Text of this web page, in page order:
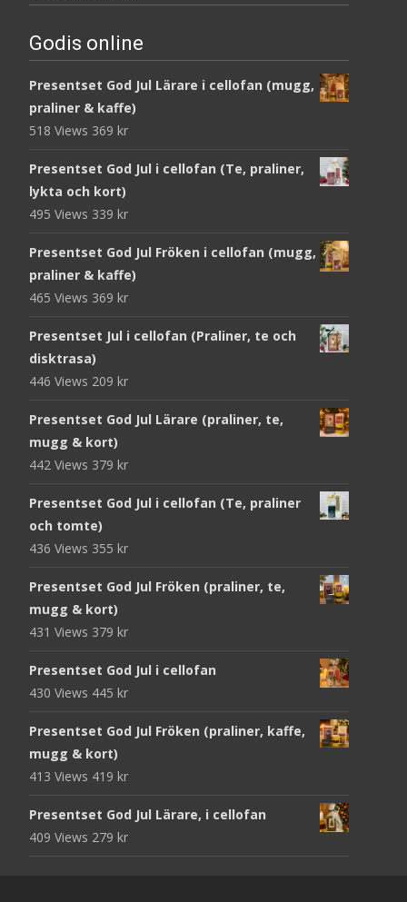
Godis online
Presentset God Jul Lärare i cellofan (mugg,
praliner & kaffe)
518 Views 369 kr
Presentset God Jul i cellofan (Te, praliner,
lykta och kort)
495 Views 339 kr
Presentset God Jul Fröken i cellofan (mugg,
praliner & kaffe)
465 Views 369 kr
Presentset Jul i cellofan (Praliner, te och
disktrasa)
446 Views 209 kr
Presentset God Jul Lärare (praliner, te,
mugg & kort)
442 Views 379 kr
Presentset God Jul i cellofan (Te, praliner
och tomte)
436 Views 355 kr
Presentset God Jul Fröken (praliner, te,
mugg & kort)
431 Views 379 kr
Presentset God Jul i cellofan
430 Views 445 kr
Presentset God Jul Fröken (praliner, kaffe,
mugg & kort)
413 Views 419 kr
Presentset God Jul Lärare, i cellofan
409 Views 279 kr